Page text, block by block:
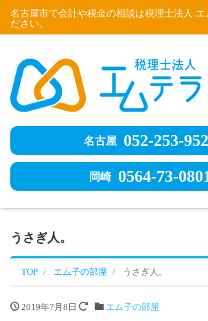
名古屋市で会計や税金の相談は税理士法人 エ
ださい。
名古屋 052-253-
岡崎 0564-73-
うさぎ人。
TOP エム子の部屋 うさぎ人。
2019年7月8日 エム子の部屋